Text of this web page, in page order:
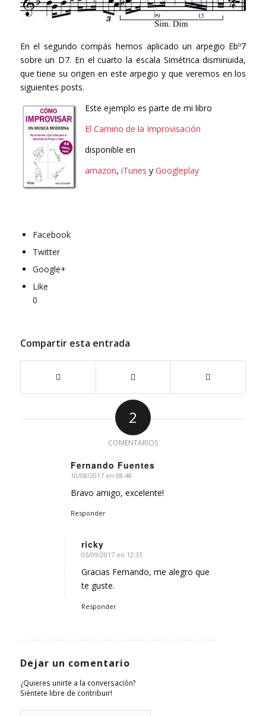
En el segundo compás hemos aplicado un arpegio Ebº7
sobre un D7. En el cuarto la escala Simétrica disminuida,
que tiene su origen en este arpegio y que veremos en los
siguientes posts.
Este ejemplo es parte de mi libro
El Camino de la Improvisación
disponible en
amazon, iTunes y Googleplay
Facebook
Twitter
Google+
Like
0
Compartir esta entrada
2
COMENTARIOS
Fernando Fuentes
Dice:
10/08/2017 en 08:48
Bravo amigo, excelente!
Responder
ricky
Dice:
05/09/2017 en 12:33
Gracias Fernando, me alegro que
te guste.
Responder
Dejar un comentario
¿Quieres unirte a la conversación?
Siéntete libre de contribuir!